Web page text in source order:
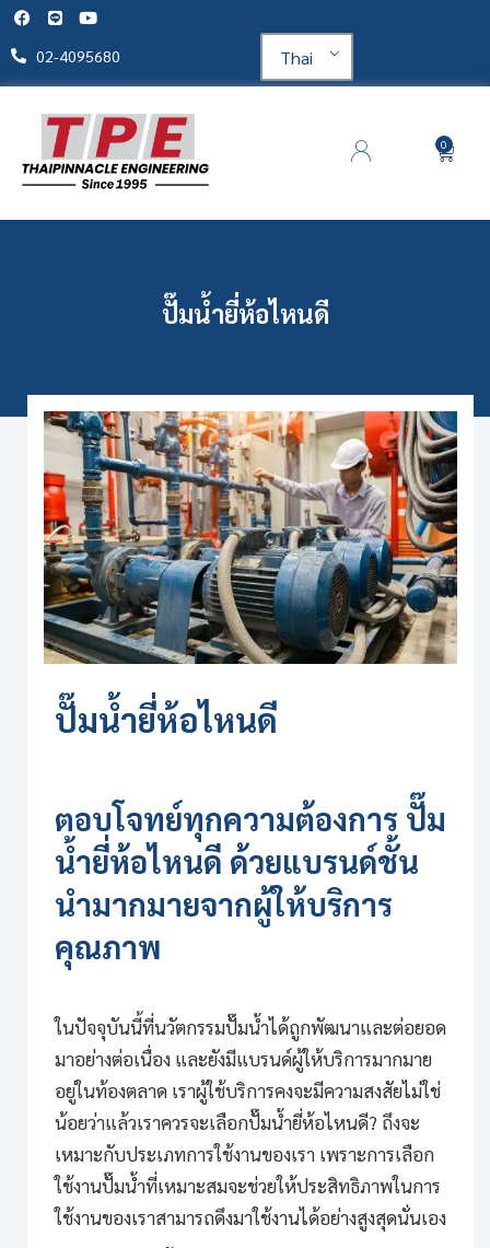
02-4095680 Thai
0
ปั๊มน้ำยี่ห้อไหนดี
ปั๊มน้ำยี่ห้อไหนดี
ตอบโจทย์ทุกความต้องการ ปั๊ม
น้ำยี่ห้อไหนดี ด้วยแบรนด์ชั้น
นำมากมายจากผู้ให้บริการ
คุณภาพ
ในปัจจุบันนี้ที่นวัตกรรมปั๊มน้ำได้ถูกพัฒนาและต่อยอด
มาอย่างต่อเนื่อง และยังมีแบรนด์ผู้ให้บริการมากมาย
อยู่ในท้องตลาด เราผู้ใช้บริการคงจะมีความสงสัยไม่ใช่
น้อยว่าแล้วเราควรจะเลือกปั๊มน้ำยี่ห้อไหนดี? ถึงจะ
เหมาะกับประเภทการใช้งานของเรา เพราะการเลือก
ใช้งานปั๊มน้ำที่เหมาะสมจะช่วยให้ประสิทธิภาพในการ
ใช้งานของเราสามารถดึงมาใช้งานได้อย่างสูงสุดนั่นเอง